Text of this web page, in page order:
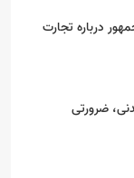
درباره تجارت
ضرورتی